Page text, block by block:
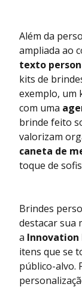
Além da
ampliada ao
texto
kits de
exemplo, um
com uma
brinde feito
valorizam
caneta de
toque de
Brindes
destacar sua
a Innovation
itens que se
público-alvo.